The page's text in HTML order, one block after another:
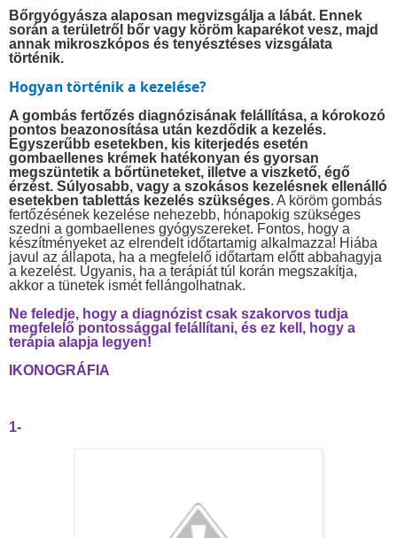
Bőrgyógyásza alaposan megvizsgálja a lábát. Ennek
során a területről bőr vagy köröm kaparékot vesz, majd
annak mikroszkópos és tenyésztéses vizsgálata
történik.
Hogyan történik a kezelése?
A gombás fertőzés diagnózisának felállítása, a kórokozó
pontos beazonosítása után kezdődik a kezelés.
Egyszerűbb esetekben, kis kiterjedés esetén
gombaellenes krémek hatékonyan és gyorsan
megszüntetik a bőrtüneteket, illetve a viszkető, égő
érzést. Súlyosabb, vagy a szokásos kezelésnek ellenálló
esetekben tablettás kezelés szükséges. A köröm gombás
fertőzésének kezelése nehezebb, hónapokig szükséges
szedni a gombaellenes gyógyszereket. Fontos, hogy a
készítményeket az elrendelt időtartamig alkalmazza! Hiába
javul az állapota, ha a megfelelő időtartam előtt abbahagyja
a kezelést. Ugyanis, ha a terápiát túl korán megszakítja,
akkor a tünetek ismét fellángolhatnak.
Ne feledje, hogy a diagnózist csak szakorvos tudja
megfelelő pontossággal felállítani, és ez kell, hogy a
terápia alapja legyen!
IKONOGRÁFIA
1-